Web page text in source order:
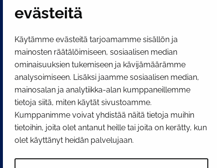
evästeitä
Käytämme evästeitä tarjoamamme sisällön ja
mainosten räätälöimiseen, sosiaalisen median
ominaisuuksien tukemiseen ja kävijämäärämme
analysoimiseen. Lisäksi jaamme sosiaalisen median,
mainosalan ja analytiikka-alan kumppaneillemme
tietoja siitä, miten käytät sivustoamme.
Kumppanimme voivat yhdistää näitä tietoja muihin
tietoihin, joita olet antanut heille tai joita on kerätty, kun
olet käyttänyt heidän palvelujaan.
Näytä evästeasetukseni
Facebook InstagramYouTube